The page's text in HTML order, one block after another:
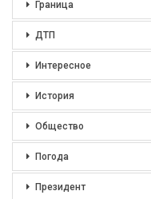
Граница
ДТП
Интересное
История
Общество
Погода
Президент